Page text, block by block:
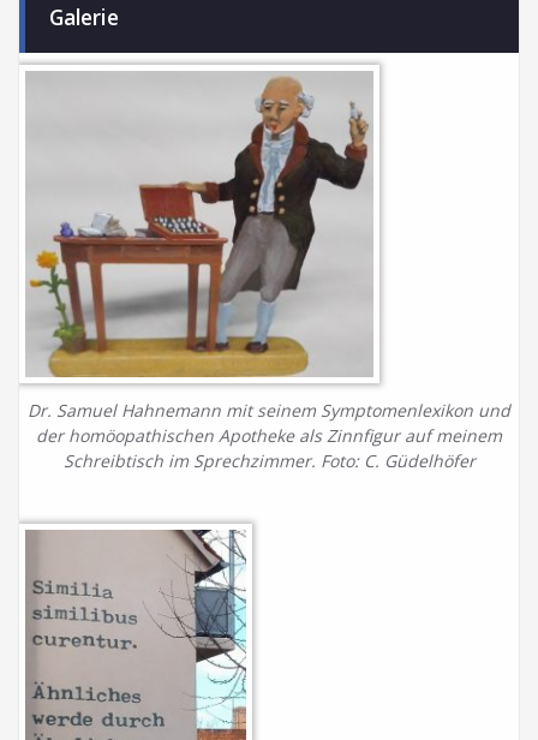
Galerie
Dr. Samuel Hahnemann mit seinem Symptomenlexikon und
der homöopathischen Apotheke als Zinnfigur auf meinem
Schreibtisch im Sprechzimmer. Foto: C. Güdelhöfer